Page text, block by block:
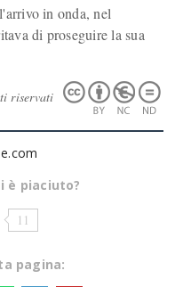
in onda, nel
di proseguire la sua
riservati
è piaciuto?
11
pagina: